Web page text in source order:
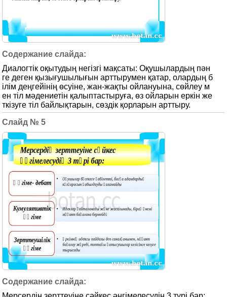
Диалогтік оқытудың негізгі мақсаты: Оқушылардың пән
ге деген қызығушылығын арттырумен қатар, олардың б
ілім деңгейінің өсуіне, жан-жақты ойлануына, сөйлеу м
ен тіл мәдениетін қалыптастыруға, өз ойларын еркін же
ткізуге тіл байлықтарын, сөздік қорларын арттыру.
5